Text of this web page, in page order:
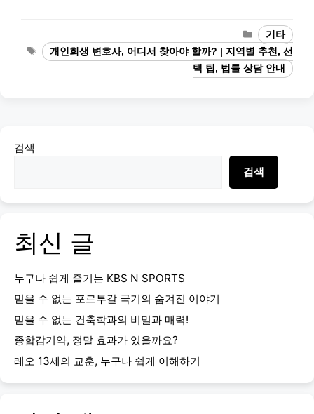
Categories
기타
Tags
개인회생 변호사, 어디서 찾아야 할까? | 지역별 추천, 선
택 팁, 법률 상담 안내
검색
검색
최신 글
누구나 쉽게 즐기는 KBS N SPORTS
믿을 수 없는 포르투갈 국기의 숨겨진 이야기
믿을 수 없는 건축학과의 비밀과 매력!
종합감기약, 정말 효과가 있을까요?
레오 13세의 교훈, 누구나 쉽게 이해하기